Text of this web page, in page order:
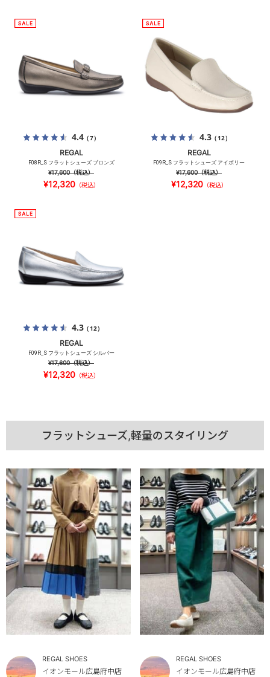
4.4（7）
REGAL
F08R_S フラットシューズ ブロンズ
¥17,600（税込）
¥12,320（税込）
4.3（12）
REGAL
F09R_S フラットシューズ アイボリー
¥17,600（税込）
¥12,320（税込）
4.3（12）
REGAL
F09R_S フラットシューズ シルバー
¥17,600（税込）
¥12,320（税込）
フラットシューズ,軽量のスタイリング
REGAL SHOES
イオンモール広島府中店
REGAL SHOES
イオンモール広島府中店